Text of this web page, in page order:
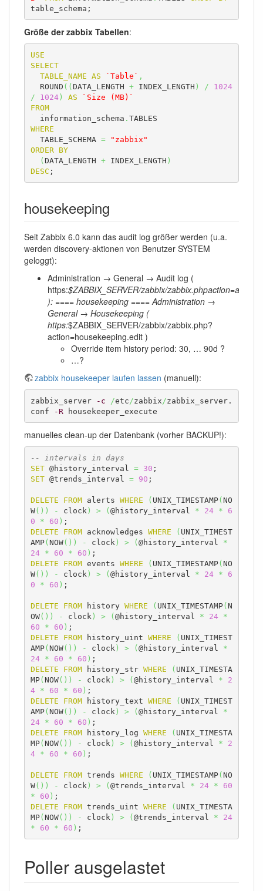
table_schema;
Größe der zabbix Tabellen:
USE
SELECT
TABLE_NAME AS `Table` ,
  ROUND
( (DATA_LENGTH + INDEX_LENGTH ) /
1024
/
1024) AS
`Size (MB)`
FROM
  information_schema
.
WHERE
  TABLE_SCHEMA
=
"zabbix"
ORDER
BY
(DATA_LENGTH + INDEX_LENGTH )
DESC ;
housekeeping
Seit Zabbix 6.0 kann das audit log größer werden (u.a.
werden discovery-aktionen von Benutzer SYSTEM
geloggt):
Administration → General → Audit log (
https:$ZABBIX_SERVER/zabbix/
): ==== housekeeping ==== Administration →
General → Housekeeping (
https:$ZABBIX_SERVER/zabbix/zabbix.php?
action=housekeeping.edit )
Override item history period: 30, … 90d ?
…?
zabbix housekeeper laufen lassen (manuell):
zabbix_server -c /etc /zabbix /zabbix_server.
conf
-R housekeeper_execute
manuelles clean-up der Datenbank (vorher BACKUP!):
-- intervals in days
SET @history_interval = 30
SET @trends_interval = 90 ;
DELETE FROM alerts WHERE ( UNIX_TIMESTAMP(NO
W( ) ) - clock ) > (@history_interval * 24 *
6
0
* 60 )
DELETE
FROM acknowledges WHERE ( UNIX_TIMEST
AMP(NOW( ) ) - clock ) > (@history_interval *
24
* 60 * 60 )
DELETE
FROM events WHERE ( UNIX_TIMESTAMP(NO
W( ) ) - clock ) > (@history_interval * 24 *
6
0
* 60 ) ;
DELETE FROM history WHERE ( UNIX_TIMESTAMP(N
OW( ) ) - clock ) > (@history_interval * 24
*
60
* 60 )
DELETE
FROM history_uint WHERE ( UNIX_TIMEST
AMP(NOW( ) ) - clock ) > (@history_interval *
24
* 60 * 60 )
DELETE
FROM history_str WHERE ( UNIX_TIMESTA
MP(NOW( ) ) - clock ) > (@history_interval *
2
4
* 60 * 60 )
DELETE
FROM history_text WHERE ( UNIX_TIMEST
AMP(NOW( ) ) - clock ) > (@history_interval *
24
* 60 * 60 )
DELETE
FROM history_log WHERE ( UNIX_TIMESTA
MP(NOW( ) ) - clock ) > (@history_interval *
2
4
* 60 * 60 ) ;
DELETE FROM trends WHERE ( UNIX_TIMESTAMP(NO
W( ) ) - clock ) > (@trends_interval * 24 *
60
*
60 )
DELETE
FROM trends_uint WHERE ( UNIX_TIMESTA
MP(NOW( ) ) - clock ) > (@trends_interval *
24
*
60 * 60 ) ;
Poller ausgelastet